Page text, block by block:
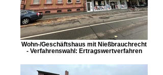
Wohn-/Geschäftshaus mit Nießbrauchrecht
- Verfahrenswahl: Ertragswertverfahren